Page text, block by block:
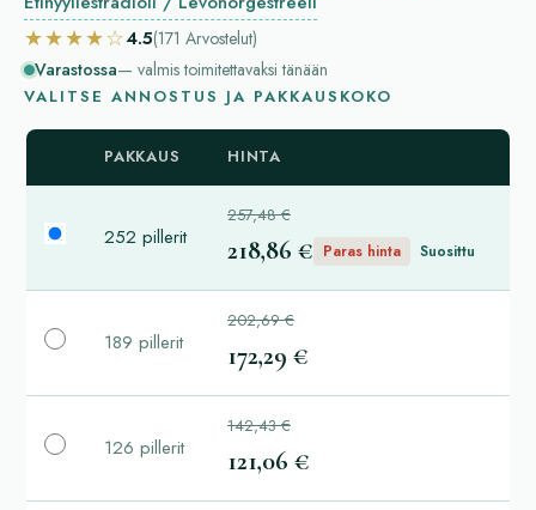
★★★★☆4.5(171 Arvostelut)
Varastossa— valmis toimitettavaksi tänään
VALITSE ANNOSTUS JA PAKKAUSKOKO
PAKKAUS HINTA
252 pillerit
257,48 €
218,86 € Paras hinta Suosittu
189 pillerit
202,69 €
172,29 €
126 pillerit
142,43 €
121,06 €